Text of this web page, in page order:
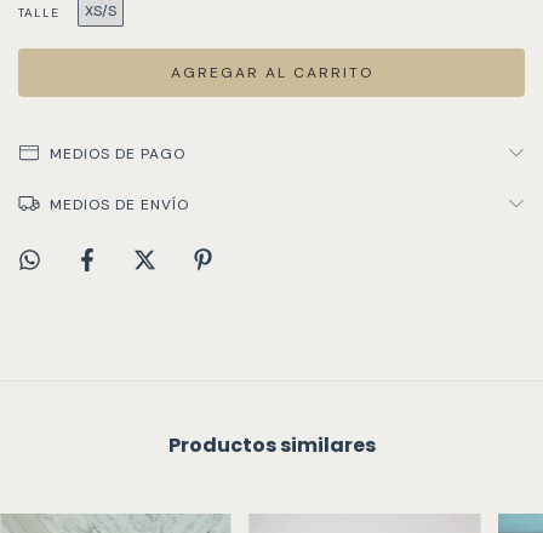
TALLE XS/S
MEDIOS DE PAGO
MEDIOS DE ENVÍO
Productos similares